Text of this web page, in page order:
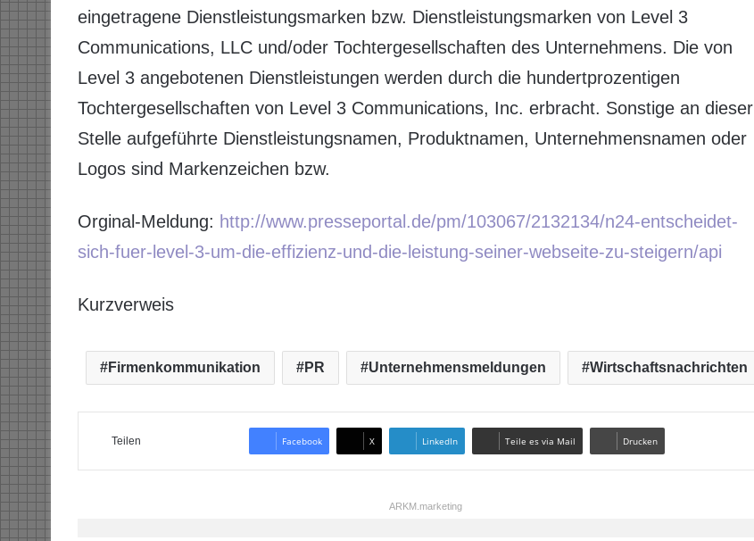
eingetragene Dienstleistungsmarken bzw. Dienstleistungsmarken von Level 3
Communications, LLC und/oder Tochtergesellschaften des Unternehmens. Die von
Level 3 angebotenen Dienstleistungen werden durch die hundertprozentigen
Tochtergesellschaften von Level 3 Communications, Inc. erbracht. Sonstige an dieser
Stelle aufgeführte Dienstleistungsnamen, Produktnamen, Unternehmensnamen oder
Logos sind Markenzeichen bzw.
Orginal-Meldung: http://www.presseportal.de/pm/103067/2132134/n24-entscheidet-
sich-fuer-level-3-um-die-effizienz-und-die-leistung-seiner-webseite-zu-steigern/api
Kurzverweis
Firmenkommunikation PR Unternehmensmeldungen Wirtschaftsnachrichten
Teilen Facebook X LinkedIn Teile es via Mail Drucken
ARKM.marketing